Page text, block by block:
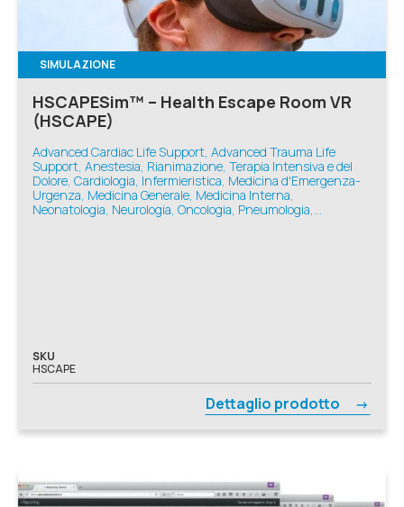
SIMULAZIONE
HSCAPESim™ – Health Escape Room VR
(HSCAPE)
Advanced Cardiac Life Support, Advanced Trauma Life
Support, Anestesia, Rianimazione, Terapia Intensiva e del
Dolore, Cardiologia, Infermieristica, Medicina d'Emergenza-
Urgenza, Medicina Generale, Medicina Interna,
Neonatologia, Neurologia, Oncologia, Pneumologia,
SKU
HSCAPE
Dettaglio prodotto